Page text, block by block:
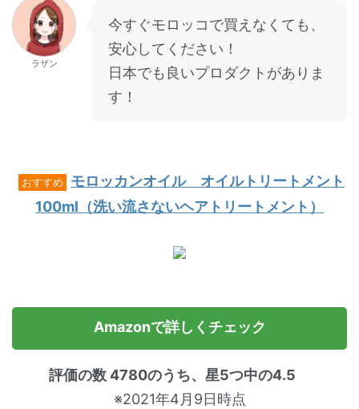
ラザン
今すぐモロッコで買えなくても、
安心してください！
日本でも良いプロダクトがありま
す！
おすすめ
モロッカンオイル オイルトリートメント
100ml（洗い流さないヘアトリートメント）
Amazonで詳しくチェック
評価の数 4780のうち、星5つ中の4.5
※2021年4月9日時点